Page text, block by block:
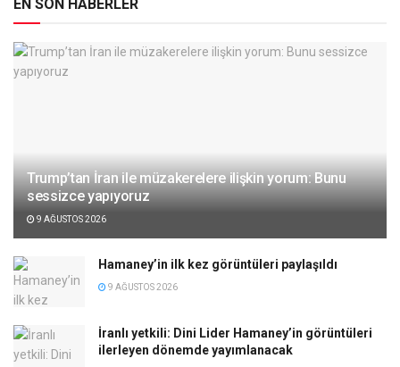
EN SON HABERLER
Trump’tan İran ile müzakerelere ilişkin yorum: Bunu
sessizce yapıyoruz
9 AĞUSTOS 2026
Hamaney’in ilk kez görüntüleri paylaşıldı
9 AĞUSTOS 2026
İranlı yetkili: Dini Lider Hamaney’in görüntüleri
ilerleyen dönemde yayımlanacak